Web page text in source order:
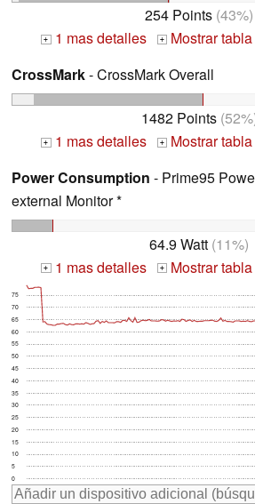
254 Points (43%)
+ 1 mas detalles +
Mostrar
CrossMark- CrossMark Overall
1482 Points
+ 1 mas detalles +
Mostrar
Power Consumption - Prime95
external Monitor *
64.9 Watt (11%)
+ 1 mas detalles + Mostrar
0
5
10
15
20
25
30
35
40
45
50
55
60
65
70
75